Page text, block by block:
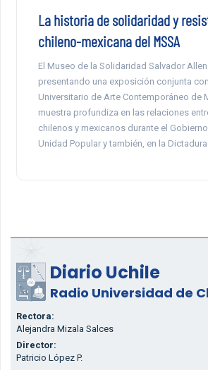
La historia de solidaridad y
chileno-mexicana del MSSA
El Museo de la Solidaridad Salvador
presentando una exposición conjunta
Universitario de Arte Contemporáneo de
muestra profundiza en las relaciones
chilenos y mexicanos durante el
Unidad Popular y también, en la Dictadura.
Diario Uchile
Radio Universidad de
Rectora:
Alejandra Mizala Salces
Director:
Patricio López P.